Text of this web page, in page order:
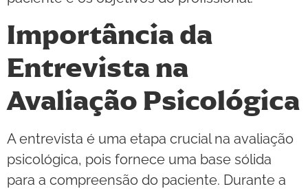
Importância da
Entrevista na
Avaliação Psicológica
A entrevista é uma etapa crucial na avaliação
psicológica, pois fornece uma base sólida
para a compreensão do paciente. Durante a